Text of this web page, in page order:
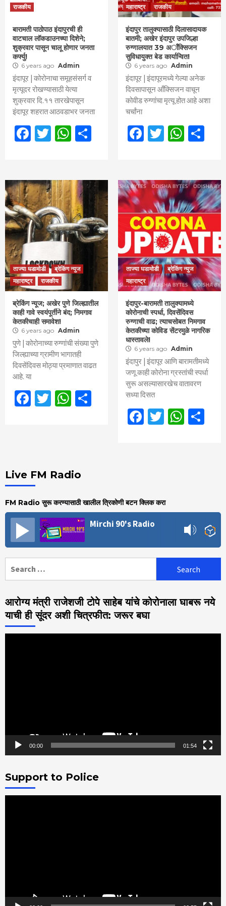
राजकीय
बारामती पाठोपाठ इंदापुरची ही
वाटचाल लॉकडाउनच्या दिशेने;
शुक्रवार पासून चालू होणार जनता
कर्फ्यु!
6 years ago Admin
इंदापूर | कोरोनाचा समूहसंसर्ग व
मृत्यूदर रोखण्यासाठी येत्या
शुक्रवार दि.११ तारखेपासून
इंदापूर शहरात आठवडाभर जनता
Facebook
TwitterWhatsApp
Share
महाराष्ट्र
राजकीय
इंदापुर तालुक्यासाठी दिलासादायक
बातमी; अखेर इंदापुर उपजिल्हा
रुग्णालयात 39 अाँक्सिजन
सुविधायुक्त बेड कार्यान्वित!
6 years ago Admin
इंदापूर | इंदापूरमध्ये गेल्या अनेक
दिवसापासून आँक्सिजन वाचून
कोवीड रुग्णांचा मृत्यू होत आहे अशा
चर्चांना
Facebook
Twitter
ताज्या घडामोडी
ब्रेकिंग न्युज
महाराष्ट्र
राजकीय
ब्रेकिंग न्यूज; अखेर पुणे जिल्ह्यातील
काही गावे स्वयंपूर्तीने बंद; निमगाव
केतकीचाही समावेश!
6 years ago Admin
पुणे | कोरोनाच्या रुग्णांची संख्या पुणे
जिल्ह्याच्या ग्रामीण भागातही
दिवसेंदिवस मोठ्या प्रमाणात वाढत
आहे. या
Facebook
TwitterWhatsApp
Share
ताज्या घडामोडी
ब्रेकिंग न्युज
महाराष्ट्र
इंदापुर-बारामती तालुक्यामध्ये
कोरोनाची स्पर्धा, दिवसेंदिवस
रुग्णाची वाढ; त्याचसोबत निमगाव
केतकीच्या कोविड सेंटरमुळे नागरिक
धास्तावले!
6 years ago Admin
इंदापुर | इंदापूर आणि बारामतीमध्ये
जणू काही कोरोना ग्रस्तांची स्पर्धा
सुरू असल्यासारखेच वातावरण
सध्या दिसत
Facebook
Twitter
Live FM Radio
FM Radio सुरू करण्यासाठी खालील त्रिकोणी बटन क्लिक करा
Mirchi 90's Radio
आरोग्य मंत्री राजेशजी टोपे साहेब यांचे कोरोनाला घाबरू नये
याची ही सूंदर अशी चित्रफीत: जरूर बघा
00:00 01:54
Support to Police